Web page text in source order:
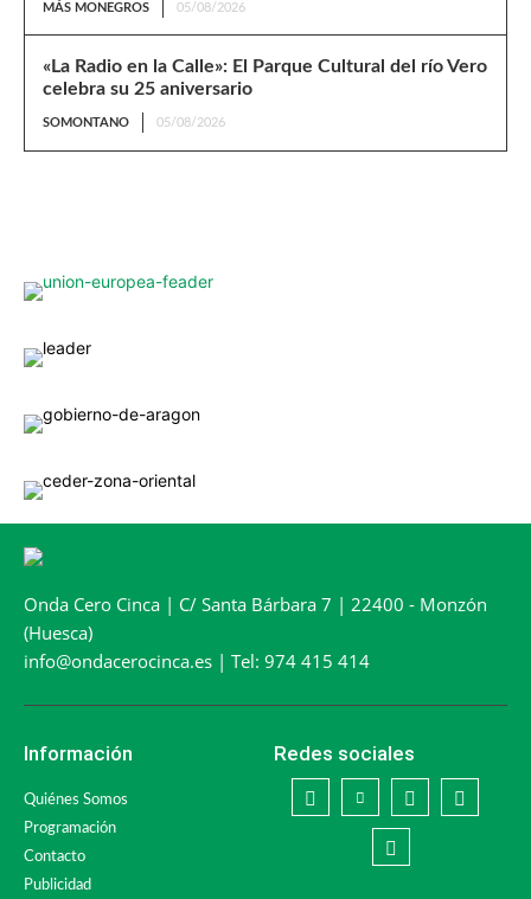
MÁS MONEGROS 05/08/2026
«La Radio en la Calle»: El Parque Cultural del río Vero
celebra su 25 aniversario
SOMONTANO 05/08/2026
Onda Cero Cinca | C/ Santa Bárbara 7 | 22400 - Monzón
(Huesca)
info@ondacerocinca.es | Tel: 974 415 414
Información
Quiénes Somos
Programación
Contacto
Publicidad
Redes sociales